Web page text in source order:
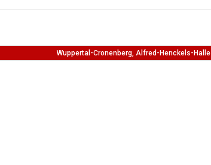
Wuppertal-Cronenberg, Alfred-Henckels-Halle